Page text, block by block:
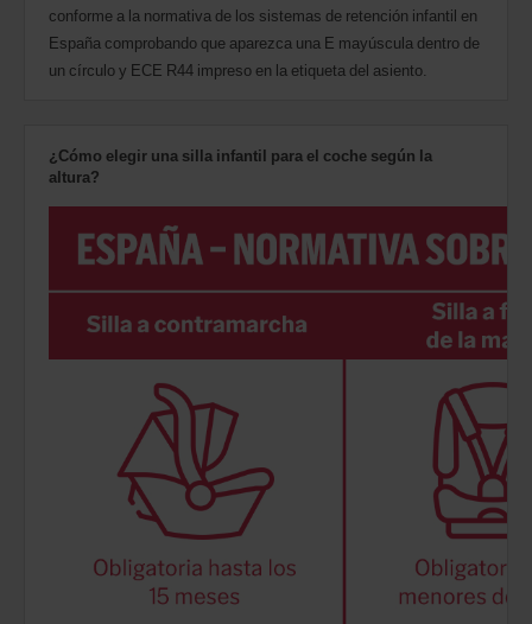
conforme a la normativa de los sistemas de retención infantil en
España comprobando que aparezca una E mayúscula dentro de
un círculo y ECE R44 impreso en la etiqueta del asiento.
¿Cómo elegir una silla infantil para el coche según la
altura?